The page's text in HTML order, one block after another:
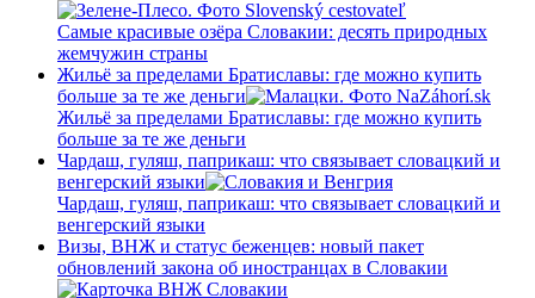
Самые красивые озёра Словакии: десять природных
жемчужин страны
Жильё за пределами Братиславы: где можно купить
больше за те же деньги
Жильё за пределами Братиславы: где можно купить
больше за те же деньги
Чардаш, гуляш, паприкаш: что связывает словацкий и
венгерский языки
Чардаш, гуляш, паприкаш: что связывает словацкий и
венгерский языки
Визы, ВНЖ и статус беженцев: новый пакет
обновлений закона об иностранцах в Словакии